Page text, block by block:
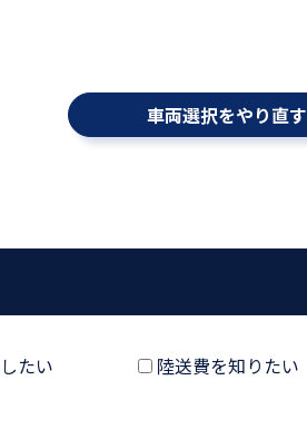
車両選択をやり直す
たい 陸送費を知りたい